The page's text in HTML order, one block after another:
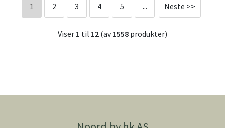
1 2 3 4 5 ... Neste >>
Viser 1 til 12 (av1558 produkter)